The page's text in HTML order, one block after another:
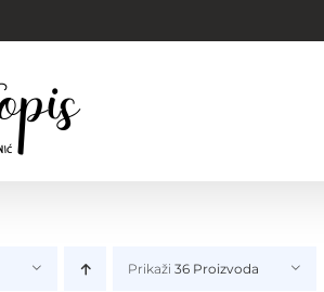
Prikaži 36 Proizvoda